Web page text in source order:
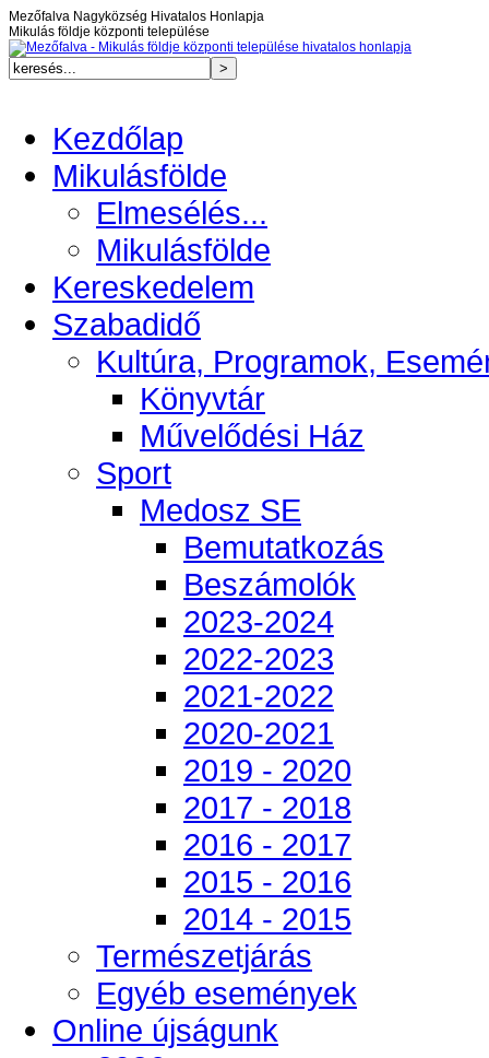
Mezőfalva Nagyközség Hivatalos Honlapja
Mikulás földje központi települése
Kezdőlap
Mikulásfölde
Elmesélés...
Mikulásfölde
Kereskedelem
Szabadidő
Kultúra, Programok,
Könyvtár
Művelődési Ház
Sport
Medosz SE
Bemutatkozás
Beszámolók
2023-2024
2022-2023
2021-2022
2020-2021
2019 - 2020
2017 - 2018
2016 - 2017
2015 - 2016
2014 - 2015
Természetjárás
Egyéb események
Online újságunk